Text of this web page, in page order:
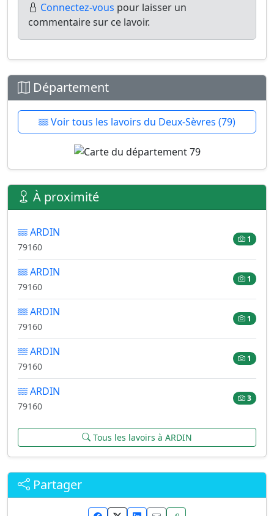
Connectez-vous pour laisser un
commentaire sur ce lavoir.
Département
Voir tous les lavoirs du Deux-Sèvres (79)
À proximité
ARDIN
79160
1
ARDIN
79160
1
ARDIN
79160
1
ARDIN
79160
1
ARDIN
79160
3
Tous les lavoirs à ARDIN
Partager